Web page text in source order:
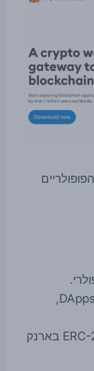
הארנק מאפשר לבצע עסקאות עם DApps,
אפשר לאחסן ETH או כל אסימון ERC-20 בארנק